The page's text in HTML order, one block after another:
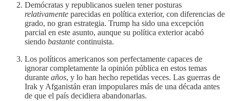
Demócratas y republicanos suelen tener posturas
relativamente parecidas en política exterior, con diferencias de
grado, no gran estrategia. Trump ha sido una excepción
parcial en este asunto, aunque su política exterior acabó
siendo bastante continuista.
Los políticos americanos son perfectamente capaces de
ignorar completamente la opinión pública en estos temas
durante años, y lo han hecho repetidas veces. Las guerras de
Irak y Afganistán eran impopulares más de una década antes
de que el país decidiera abandonarlas.